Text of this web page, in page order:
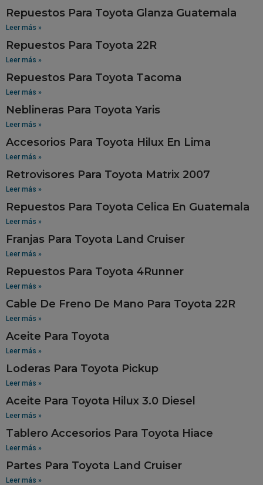
Repuestos Para Toyota Glanza Guatemala
Leer más »
Repuestos Para Toyota 22R
Leer más »
Repuestos Para Toyota Tacoma
Leer más »
Neblineras Para Toyota Yaris
Leer más »
Accesorios Para Toyota Hilux En Lima
Leer más »
Retrovisores Para Toyota Matrix 2007
Leer más »
Repuestos Para Toyota Celica En Guatemala
Leer más »
Franjas Para Toyota Land Cruiser
Leer más »
Repuestos Para Toyota 4Runner
Leer más »
Cable De Freno De Mano Para Toyota 22R
Leer más »
Aceite Para Toyota
Leer más »
Loderas Para Toyota Pickup
Leer más »
Aceite Para Toyota Hilux 3.0 Diesel
Leer más »
Tablero Accesorios Para Toyota Hiace
Leer más »
Partes Para Toyota Land Cruiser
Leer más »